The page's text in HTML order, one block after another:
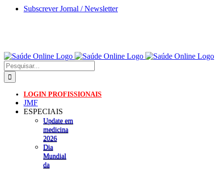
Skip
Subscrever Jornal / Newsletter
Pesquisar
LOGIN PROFISSIONAIS
JMF
ESPECIAIS
Update em
medicina
2026
Dia
Mundial
da